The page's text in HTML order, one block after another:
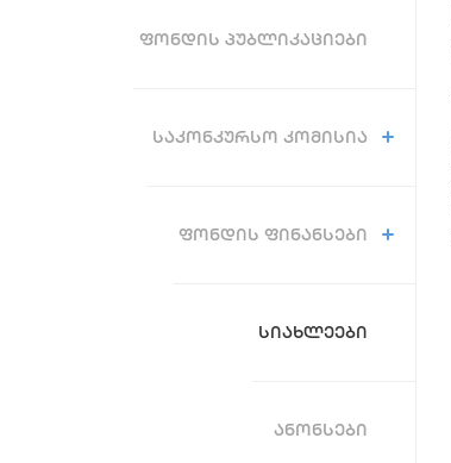
ᲤᲝᲜᲓᲘᲡ ᲞᲣᲑᲚᲘᲙᲐᲪᲘᲔᲑᲘ
ᲡᲐᲙᲝᲜᲙᲣᲠᲡᲝ ᲙᲝᲛᲘᲡᲘᲐ
ᲤᲝᲜᲓᲘᲡ ᲤᲘᲜᲐᲜᲡᲔᲑᲘ
ᲡᲘᲐᲮᲚᲔᲔᲑᲘ
ᲐᲜᲝᲜᲡᲔᲑᲘ